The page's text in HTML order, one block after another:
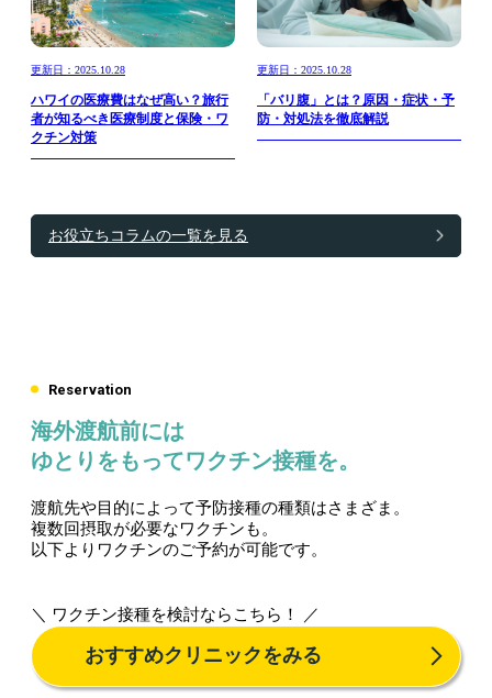
更新日：2025.10.28
ハワイの医療費はなぜ高い？旅行
者が知るべき医療制度と保険・ワ
クチン対策
更新日：2025.10.28
「バリ腹」とは？原因・症状・予
防・対処法を徹底解説
お役立ちコラムの一覧を見る
Reservation
海外渡航前には
ゆとりをもってワクチン接種を。
渡航先や目的によって予防接種の種類はさまざま。
複数回摂取が必要なワクチンも。
以下よりワクチンのご予約が可能です。
＼ ワクチン接種を検討ならこちら！ ／
おすすめクリニックをみる